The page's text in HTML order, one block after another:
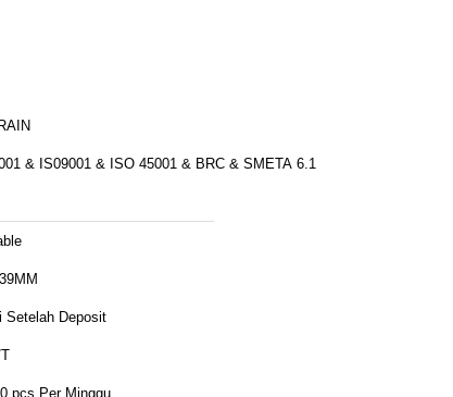
& IS09001 & ISO 45001 & BRC & SMETA 6.1
Setelah Deposit
pcs Per Minggu